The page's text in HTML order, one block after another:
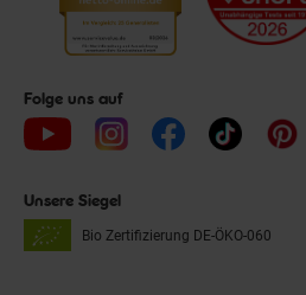
Folge uns auf
Unsere Siegel
Bio Zertifizierung DE-ÖKO-060